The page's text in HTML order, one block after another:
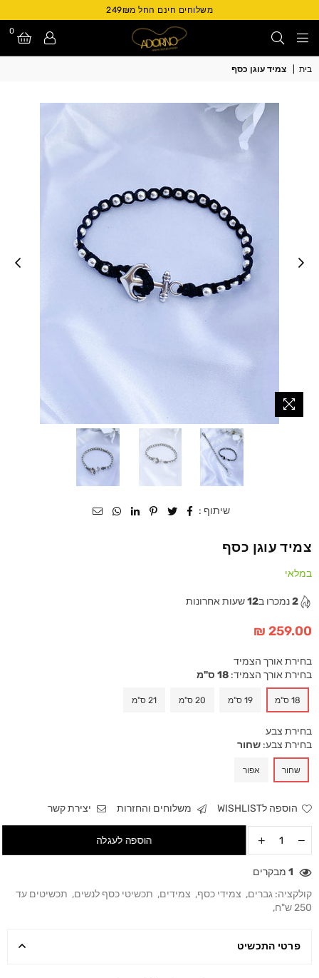
משלוחים חינם החל מ249₪
Adorno
0
בית צמיד עוגן כסף
שיתוף :
צמיד עוגן כסף
במלאי
2נמכרו ב12שעות אחרונות
מחיר
259.00 ₪
בחירת אורך הצמיד
בחירת אורך הצמיד: 18 ס"מ
18 ס"מ 19 ס"מ 20 ס"מ 21 ס"מ
בחירת צבע
בחירת צבע: שחור
שחור אפור
הוספה לWISHLIST משלוחים והחזרות יצירת קשר
הוספה לעגלה
1 מבקרים
קולקציה: גברים, צמידי כסף, צמידים, תכשיטי כסף לנשים, תכשיטים עד
250 ש"ח
,
פרטי התכשיט